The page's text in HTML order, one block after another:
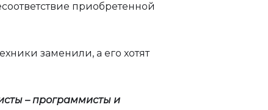
приобретенной
заменили, а его хотят
– программисты и